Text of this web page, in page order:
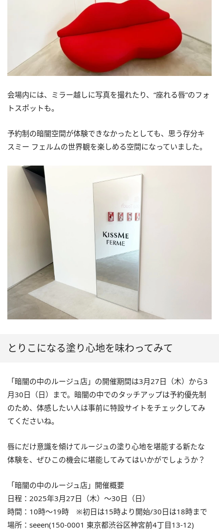
会場内には、ミラー越しに写真を撮れたり、“座れる唇”のフォ
トスポットも。
予約制の暗闇空間が体験できなかったとしても、思う存分キ
スミー フェルムの世界観を楽しめる空間になっていました。
とりこになる塗り心地を味わってみて
「暗闇の中のルージュ店」の開催期間は3月27日（木）から3
月30日（日）まで。暗闇の中でのタッチアップは予約優先制
のため、体感したい人は事前に特設サイトをチェックしてみ
てくださいね。
唇にだけ意識を傾けてルージュの塗り心地を堪能する新たな
体験を、ぜひこの機会に堪能してみてはいかがでしょうか？
「暗闇の中のルージュ店」開催概要
日程：2025年3月27日（木）〜30日（日）
時間：10時〜19時 ※初日は15時より開始/30日は18時まで
場所：seeen(150-0001 東京都渋谷区神宮前4丁目13-12)